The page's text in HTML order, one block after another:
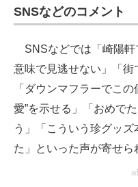
SNSなどのコメント
SNSなどでは「崎陽軒
意味で見逃せない」「街
「ダウンマフラーでこ
愛”を示せる」「おめで
う」「こういう珍グッ
た」といった声が寄せら